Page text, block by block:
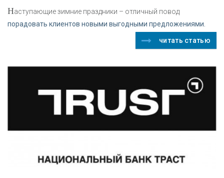
Наступающие зимние праздники – отличный повод
порадовать клиентов новыми выгодными предложениями.
читать статью